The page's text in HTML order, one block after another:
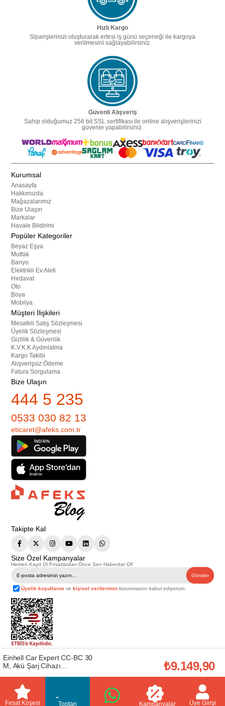
Hızlı Kargo
Siparişlerinizi oluşturarak ertesi iş günü seçeneği ile kargoya
verilmesini sağlayabilirsiniz.
Güvenli Alışveriş
Sahip olduğumuz 256 bit SSL sertifikası ile online alışverişlerinizi
güvenle yapabilirsiniz.
Kurumsal
Anasayfa
Hakkımızda
Mağazalarımız
Bize Ulaşın
Markalar
Havale Bildirimi
Popüler Kategoriler
Beyaz Eşya
Mutfak
Banyo
Elektrikli Ev Aleti
Hırdavat
Oto
Boya
Mobilya
Müşteri İlişkileri
Mesafeli Satış Sözleşmesi
Üyelik Sözleşmesi
Gizlilik & Güvenlik
K.V.K.K Aydınlatma
Kargo Takibi
Alışverişsiz Ödeme
Fatura Sorgulama
Bize Ulaşın
444 5 235
0533 030 82 13
eticaret@afeks.com.tr
Takipte Kal
Size Özel Kampanyalar
Hemen Kayıt Ol Fırsatlardan Önce Sen Haberdar Ol!
Gönder
Üyelik koşullarını vekişisel verilerimin korunmasını kabul ediyorum.
Telif Hakkı © 2026Afeks Yapı Market
Bu web sitesindeki tüm ürünler ticari amaçlıdır. Web sitemizde yer alan
görsel ve yazılı içerikler firmamıza ait olup, firmamızın yazılı izni alınmadan
hiçbir yazılı/görsel içerik, logo, kopyalanamaz, kaynak gösterilemez ve
kullanılması 5846 sayılı Fikir ve Sanat Eserleri Yasasına göre suçtur.
Fırsat Köşesi Toptan Kampanyalar Üye Girişi
Einhell Car Expert CC-BC 30
M, Akü Şarj Cihazı
₺9.149,90